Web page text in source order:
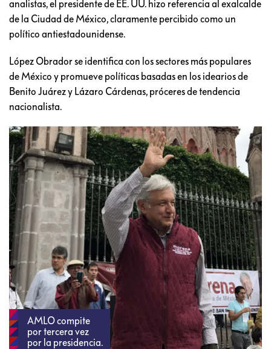
analistas, el presidente de EE. UU. hizo referencia al exalcalde
de la Ciudad de México, claramente percibido como un
político antiestadounidense.
López Obrador se identifica con los sectores más populares
de México y promueve políticas basadas en los idearios de
Benito Juárez y Lázaro Cárdenas, próceres de tendencia
nacionalista.
AMLO compite
por tercera vez
por la presidencia.